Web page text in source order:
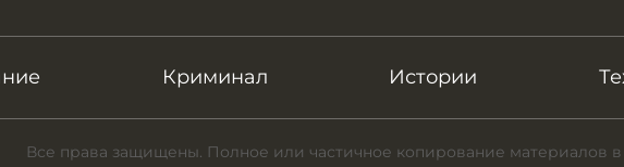
Криминал Истории
Все права защищены. Полное или частичное копирование материалов в